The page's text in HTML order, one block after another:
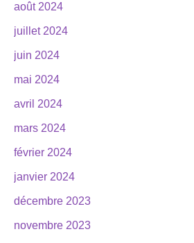
août 2024
juillet 2024
juin 2024
mai 2024
avril 2024
mars 2024
février 2024
janvier 2024
décembre 2023
novembre 2023